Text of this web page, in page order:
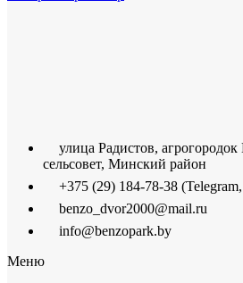
улица Радистов,
сельсовет, Минский район
+375 (29) 184-78-38
benzo_dvor2000@mail.ru
info@benzopark.by
Меню